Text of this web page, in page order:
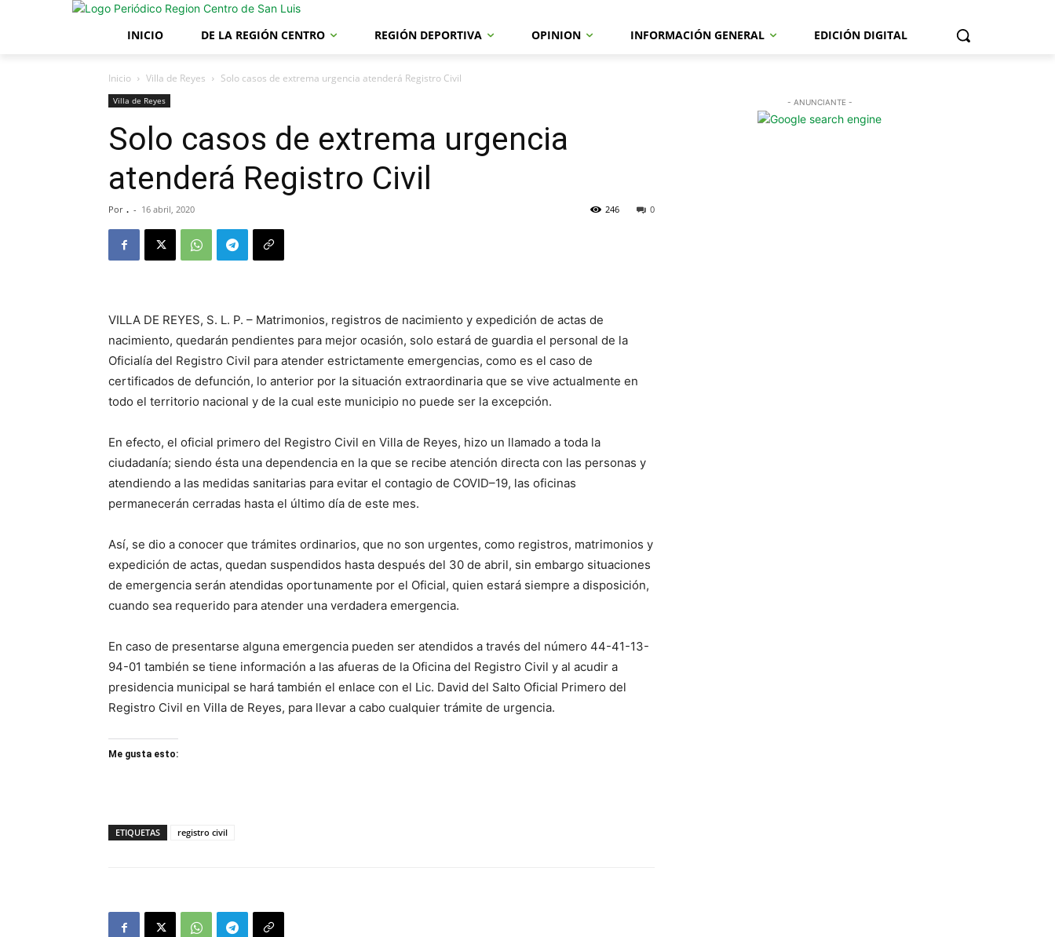
INICIO DE LA REGIÓN CENTRO REGIÓN DEPORTIVA OPINION INFORMACIÓN GENERAL EDICIÓN DIGITAL
Inicio Villa de Reyes Solo casos de extrema urgencia atenderá Registro Civil
Villa de Reyes
Solo casos de extrema urgencia
atenderá Registro Civil
Por . - 16 abril, 2020 0
246
VILLA DE REYES, S. L. P. – Matrimonios, registros de nacimiento y expedición de actas de
nacimiento, quedarán pendientes para mejor ocasión, solo estará de guardia el personal de la
Oficialía del Registro Civil para atender estrictamente emergencias, como es el caso de
certificados de defunción, lo anterior por la situación extraordinaria que se vive actualmente en
todo el territorio nacional y de la cual este municipio no puede ser la excepción.
En efecto, el oficial primero del Registro Civil en Villa de Reyes, hizo un llamado a toda la
ciudadanía; siendo ésta una dependencia en la que se recibe atención directa con las personas y
atendiendo a las medidas sanitarias para evitar el contagio de COVID–19, las oficinas
permanecerán cerradas hasta el último día de este mes.
Así, se dio a conocer que trámites ordinarios, que no son urgentes, como registros, matrimonios y
expedición de actas, quedan suspendidos hasta después del 30 de abril, sin embargo situaciones
de emergencia serán atendidas oportunamente por el Oficial, quien estará siempre a disposición,
cuando sea requerido para atender una verdadera emergencia.
En caso de presentarse alguna emergencia pueden ser atendidos a través del número 44-41-13-
94-01 también se tiene información a las afueras de la Oficina del Registro Civil y al acudir a
presidencia municipal se hará también el enlace con el Lic. David del Salto Oficial Primero del
Registro Civil en Villa de Reyes, para llevar a cabo cualquier trámite de urgencia.
Me gusta esto:
ETIQUETAS registro civil
- ANUNCIANTE -